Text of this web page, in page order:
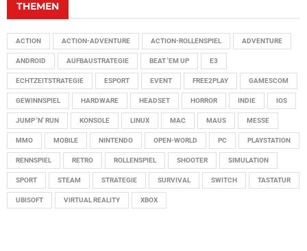
THEMEN
ACTION ACTION-ADVENTURE ACTION-ROLLENSPIEL ADVENTURE
ANDROID AUFBAUSTRATEGIE BEAT 'EM UP E3
ECHTZEITSTRATEGIE ESPORT EVENT FREE2PLAY GAMESCOM
GEWINNSPIEL HARDWARE HEADSET HORROR INDIE IOS
JUMP 'N' RUN KONSOLE LINUX MAC MAUS MESSE
MMO MOBILE NINTENDO OPEN-WORLD PC PLAYSTATION
RENNSPIEL RETRO ROLLENSPIEL SHOOTER SIMULATION
SPORT STEAM STRATEGIE SURVIVAL SWITCH TASTATUR
UBISOFT VIRTUAL REALITY XBOX